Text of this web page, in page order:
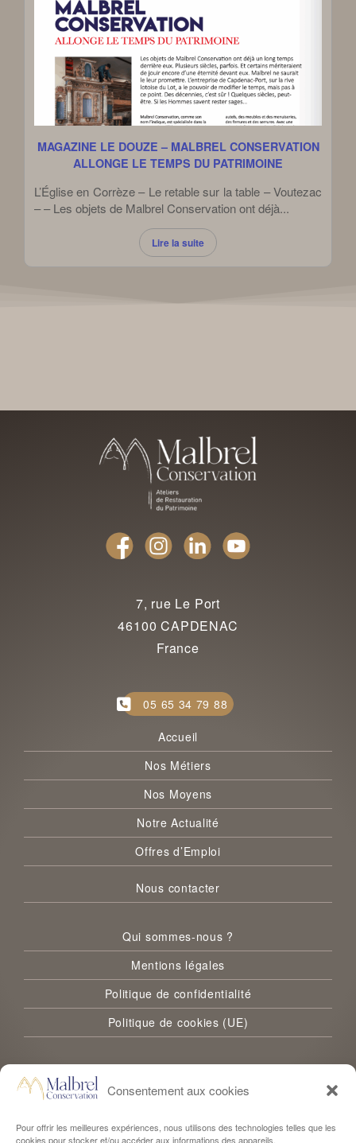
Consentement aux cookies
Pour offrir les meilleures expériences, nous utilisons des technologies telles que les
cookies pour stocker et/ou accéder aux informations des appareils.
MAGAZINE LE DOUZE – MALBREL CONSERVATION
ALLONGE LE TEMPS DU PATRIMOINE
L’Église en Corrèze – Le retable sur la table – Voutezac
– – Les objets de Malbrel Conservation ont déjà...
Lire la suite
7, rue Le Port
46100 CAPDENAC
France
05 65 34 79 88
Accueil
Nos Métiers
Nos Moyens
Notre Actualité
Offres d’Emploi
Nous contacter
Qui sommes-nous ?
Mentions légales
Politique de confidentialité
Politique de cookies (UE)